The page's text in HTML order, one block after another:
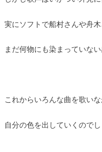
実にソフトで船村さんや舟
まだ何物にも染まっていない
これからいろんな曲を歌いな
自分の色を出していくのでし